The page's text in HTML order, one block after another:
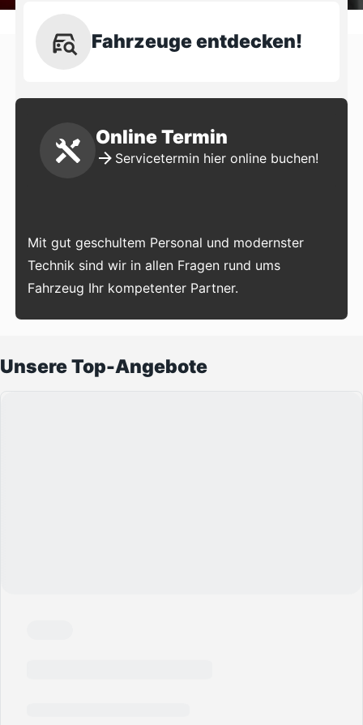
Fahrzeuge entdecken!
Online Termin
Servicetermin hier online buchen!
Mit gut geschultem Personal und modernster
Technik sind wir in allen Fragen rund ums
Fahrzeug Ihr kompetenter Partner.
Unsere Top-Angebote